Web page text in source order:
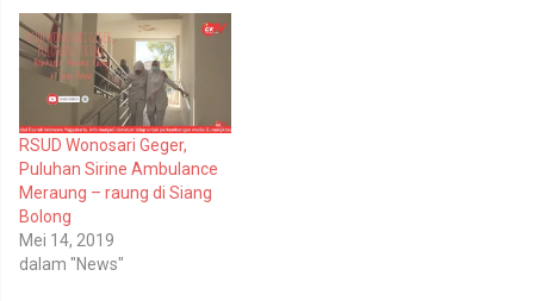
(
M
e
m
b
u
a
d
j
e
n
d
e
a
o
k
M
e
m
b
u
k
a
d
i
j
e
RSUD Wonosari Geger,
Puluhan Sirine Ambulance
Meraung – raung di Siang
Bolong
Mei 14, 2019
dalam "News"